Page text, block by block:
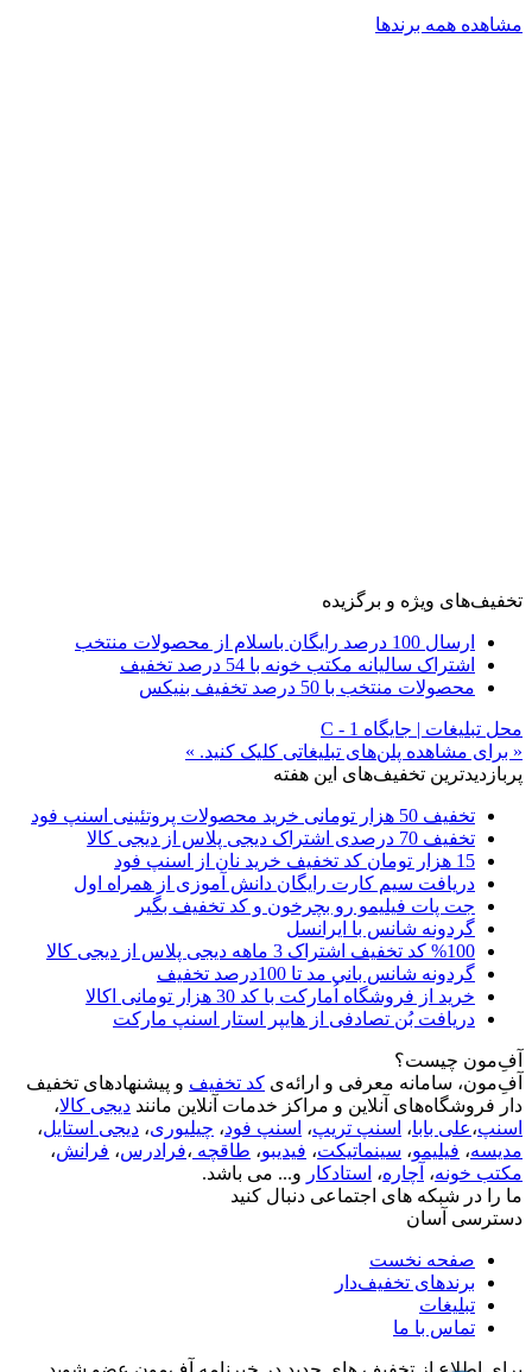
مشاهده همه برندها
تخفیف‌های ویژه و برگزیده
ارسال 100 درصد رایگان باسلام از محصولات منتخب
اشتراک سالیانه مکتب خونه با 54 درصد تخفیف
محصولات منتخب با 50 درصد تخفیف بنیکس
محل تبلیغات | جایگاه C - 1
« برای مشاهده پلن‌های تبلیغاتی کلیک کنید. »
پربازدیدترین تخفیف‌های این هفته
تخفیف 50 هزار تومانی خرید محصولات پروتئینی اسنپ فود
تخفیف 70 درصدی اشتراک دیجی پلاس از دیجی کالا
15 هزار تومان کد تخفیف خرید نان از اسنپ فود
دریافت سیم کارت رایگان دانش آموزی از همراه اول
جت پات فیلیمو رو بچرخون و کد تخفیف بگیر
گردونه شانس با ایرانسل
%100 کد تخفیف اشتراک 3 ماهه دیجی پلاس از دیجی کالا
گردونه شانس بانی مد تا 100درصد تخفیف
خرید از فروشگاه اُمارکت با کد 30 هزار تومانی اکالا
دریافت بُن تصادفی از هایپر استار اسنپ مارکت
آفِ‌مون چیست؟
آفِ‌مون، سامانه معرفی و ارائه‌ی کد تخفیف و پیشنهادهای تخفیف
دار فروشگاه‌های آنلاین و مراکز خدمات آنلاین مانند دیجی کالا،
اسنپ،علی بابا، اسنپ تریپ، اسنپ فود، چیلیوری، دیجی استایل،
مدیسه، فیلیمو، سینماتیکت، فیدیبو، طاقچه ،فرادرس، فرانش،
مکتب خونه، آچاره، استادکار و... می باشد.
ما را در شبکه های اجتماعی دنبال کنید
دسترسی آسان
صفحه نخست
برندهای تخفیف‌دار
تبلیغات
تماس با ما